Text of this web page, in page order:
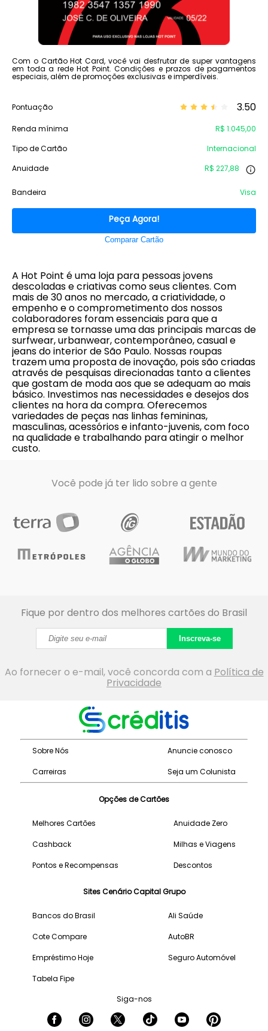
Com o Cartão Hot Card, você vai desfrutar de super vantagens
em toda a rede Hot Point. Condições e prazos de pagamentos
especiais, além de promoções exclusivas e imperdíveis.
Pontuação 3.50
Renda mínima
R$ 1.045,00
Tipo de Cartão
Internacional
Anuidade
R$ 227,88
Bandeira Visa
Peça Agora!
Comparar Cartão
A Hot Point é uma loja para pessoas jovens
descoladas e criativas como seus clientes. Com
mais de 30 anos no mercado, a criatividade, o
empenho e o comprometimento dos nossos
colaboradores foram essenciais para que a
empresa se tornasse uma das principais marcas de
surfwear, urbanwear, contemporâneo, casual e
jeans do interior de São Paulo. Nossas roupas
trazem uma proposta de inovação, pois são criadas
através de pesquisas direcionadas tanto a clientes
que gostam de moda aos que se adequam ao mais
básico. Investimos nas necessidades e desejos dos
clientes na hora da compra. Oferecemos
variedades de peças nas linhas femininas,
masculinas, acessórios e infanto-juvenis, com foco
na qualidade e trabalhando para atingir o melhor
custo.
Você pode já ter lido sobre a gente
Fique por dentro dos melhores cartões do Brasil
Inscreva-se
Ao fornecer o e-mail, você concorda com a Política de
Privacidade
Sobre Nós
Carreiras
Anuncie conosco
Seja um Colunista
Opções de Cartões
Melhores Cartões
Cashback
Pontos e Recompensas
Anuidade Zero
Milhas e Viagens
Descontos
Sites Cenário Capital Grupo
Bancos do Brasil
Cote Compare
Empréstimo Hoje
Tabela Fipe
Ali Saúde
AutoBR
Seguro Automóvel
Siga-nos